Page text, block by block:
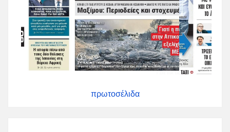
πρωτοσέλιδα